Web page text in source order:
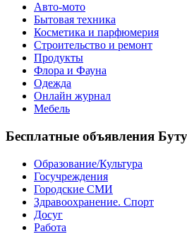
Авто-мото
Бытовая техника
Косметика и парфюмерия
Строительство и ремонт
Продукты
Флора и Фауна
Одежда
Онлайн журнал
Мебель
Бесплатные объявления
Образование/Культура
Госучреждения
Городские СМИ
Здравоохранение. Спорт
Досуг
Работа